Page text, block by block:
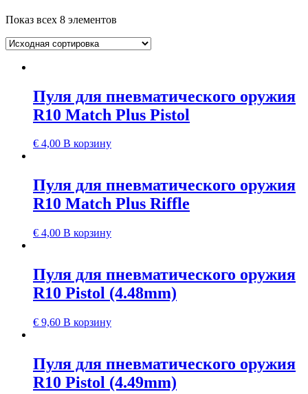
Показ всех 8 элементов
Пуля для пневматического оружия
R10 Match Plus Pistol
€ 4,00 В корзину
Пуля для пневматического оружия
R10 Match Plus Riffle
€ 4,00 В корзину
Пуля для пневматического оружия
R10 Pistol (4.48mm)
€ 9,60 В корзину
Пуля для пневматического оружия
R10 Pistol (4.49mm)